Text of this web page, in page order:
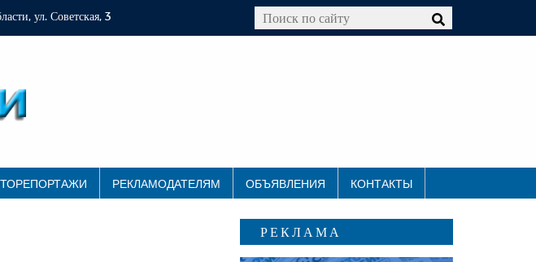
ул. Советская, 3
РЕКЛАМОДАТЕЛЯМ ОБЪЯВЛЕНИЯ КОНТАКТЫ
РЕКЛАМА